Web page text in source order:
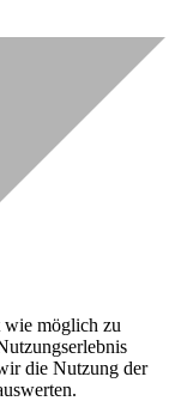
wie möglich zu
die Nutzung der